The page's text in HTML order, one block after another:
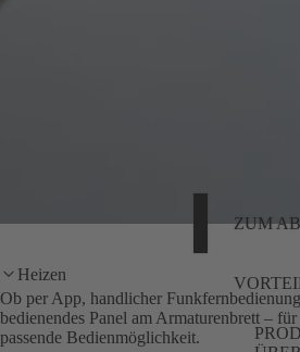
ZUM
Heizen
Ob per App, handlicher
bedienendes Panel am Armaturenbrett –
passende Bedienmöglichkeit.